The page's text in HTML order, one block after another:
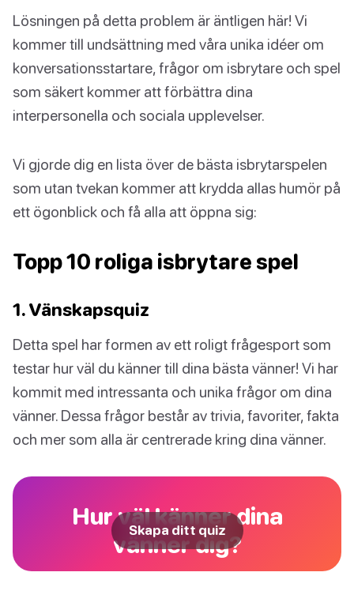
Lösningen på detta problem är äntligen här! Vi
kommer till undsättning med våra unika idéer om
konversationsstartare, frågor om isbrytare och spel
som säkert kommer att förbättra dina
interpersonella och sociala upplevelser.
Vi gjorde dig en lista över de bästa isbrytarspelen
som utan tvekan kommer att krydda allas humör på
ett ögonblick och få alla att öppna sig:
Topp 10 roliga isbrytare spel
1. Vänskapsquiz
Detta spel har formen av ett roligt frågesport som
testar hur väl du känner till dina bästa vänner! Vi har
kommit med intressanta och unika frågor om dina
vänner. Dessa frågor består av trivia, favoriter, fakta
och mer som alla är centrerade kring dina vänner.
Hur väl känner dina
vänner dig?
Skapa ditt quiz